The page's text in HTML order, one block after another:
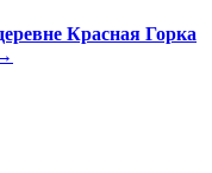
Красная Горка